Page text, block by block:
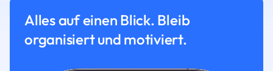
Alles auf einen Blick. Bleib
organisiert und motiviert.